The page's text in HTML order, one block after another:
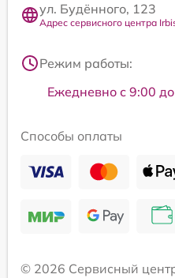
ул. Будённого, 123
Адрес сервисного центра
Режим работы:
Ежедневно с 9:00
Способы оплаты
© 2026 Сервисный